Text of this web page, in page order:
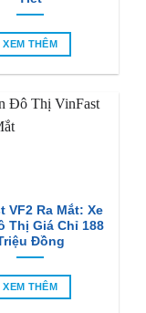
XEM THÊM
VF2 Ra Mắt: Xe
Thị Giá Chỉ 188
Đồng
XEM THÊM